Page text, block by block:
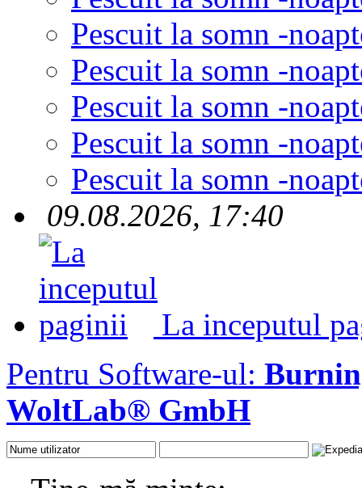
Pescuit la somn -
Pescuit la somn -
Pescuit la somn -
Pescuit la somn -
Pescuit la somn -
09.08.2026, 17:40
La inceputul
Pentru Software-ul:
WoltLab® GmbH